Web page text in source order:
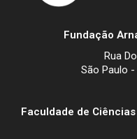
Fundação
Rua
São Paulo -
Faculdade de